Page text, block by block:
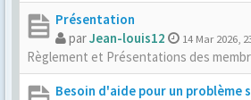
Présentation
parJean-louis12 14 Mar 2026,
Règlement et Présentations des
Besoin d'aide pour un problème